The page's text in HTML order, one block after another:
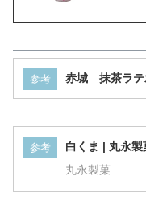
参考 赤城 抹茶ラテ
参考 白くま | 丸永
丸永製菓